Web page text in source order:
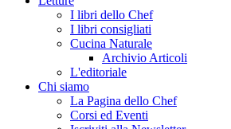
I libri dello Chef
I libri consigliati
Cucina Naturale
Archivio Articoli
L'editoriale
Chi siamo
La Pagina dello Chef
Corsi ed Eventi